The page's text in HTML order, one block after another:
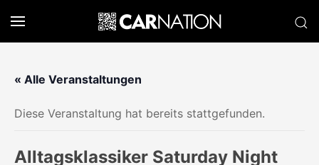
« Alle Veranstaltungen
Diese Veranstaltung hat bereits stattgefunden.
Alltagsklassiker Saturday Night